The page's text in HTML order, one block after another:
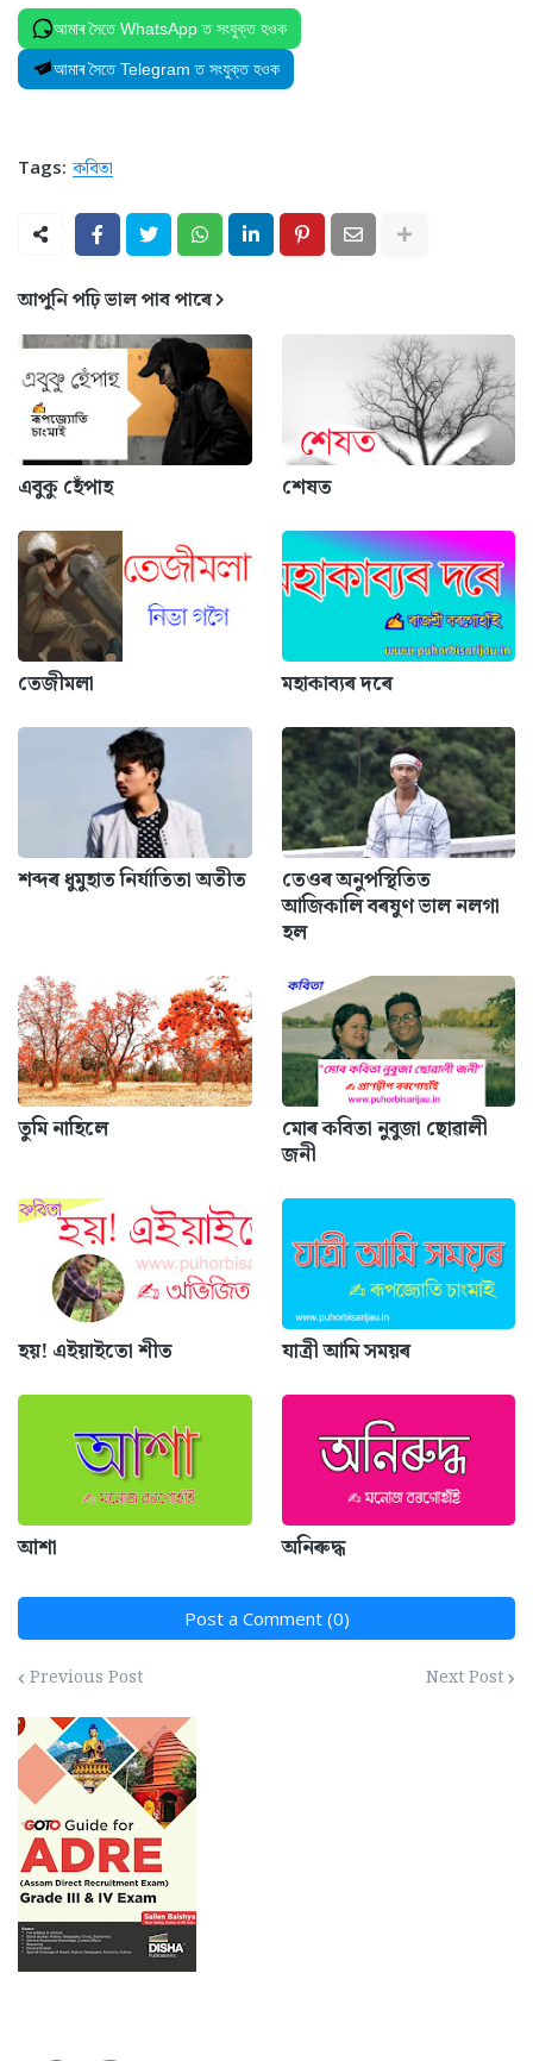
আমাৰ সৈতে WhatsApp ত সংযুক্ত হওক
আমাৰ সৈতে Telegram ত সংযুক্ত হওক
Tags: কবিতা
আপুনি পঢ়ি ভাল পাব পাৰে
এবুকু হেঁপাহ শেষত
তেজীমলা মহাকাব্যৰ দৰে
শব্দৰ ধুমুহাত নিৰ্যাতিতা অতীত তেওৰ অনুপস্থিতিত
আজিকালি বৰষুণ ভাল নলগা
হল
তুমি নাহিলে মোৰ কবিতা নুবুজা ছোৱালী
জনী
হয়! এইয়াইতো শীত যাত্ৰী আমি সময়ৰ
আশা অনিৰুদ্ধ
Post a Comment (0)
Previous Post Next Post